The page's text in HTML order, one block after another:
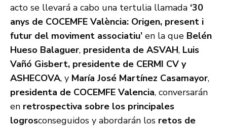
acto se llevará a cabo una tertulia llamada ‘30
anys de COCEMFE València: Origen, present i
futur del moviment associatiu’ en la que Belén
Hueso Balaguer, presidenta de ASVAH, Luis
Vañó Gisbert, presidente de CERMI CV y
ASHECOVA, y María José Martínez Casamayor,
presidenta de COCEMFE Valencia, conversarán
en retrospectiva sobre los principales
logrosconseguidos y abordarán los retos de